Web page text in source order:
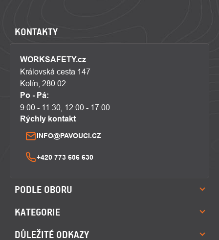
KONTAKTY
WORKSAFETY.cz
Královská cesta 147
Kolín, 280 02
Po - Pá:
9:00 - 11:30, 12:00 - 17:00
Rýchly kontakt
INFO@PAVOUCI.CZ
+420 773 606 630
PODLE OBORU
KATEGORIE
DŮLEŽITÉ ODKAZY